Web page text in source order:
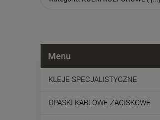
Menu
KLEJE SPECJALISTYCZNE
OPASKI KABLOWE ZACISKOWE